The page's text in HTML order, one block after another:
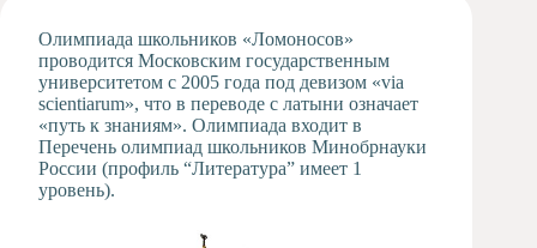
студия
Музыкальное
отделение
Психологическая
Служба
Олимпиада школьников «Ломоносов»
проводится Московским государственным
университетом с 2005 года под девизом «via
scientiarum», что в переводе с латыни означает
«путь к знаниям». Олимпиада входит в
Перечень олимпиад школьников Минобрнауки
России (профиль “Литература” имеет 1
уровень).